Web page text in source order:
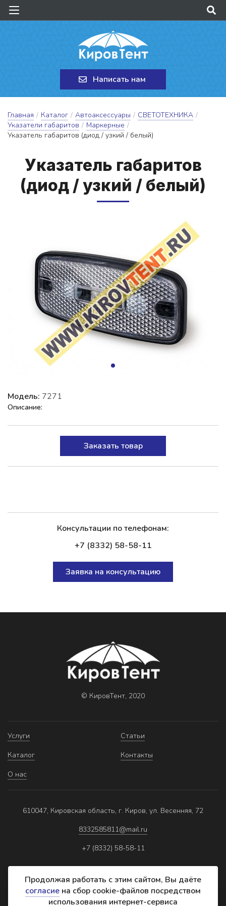
Написать нам
Главная / Каталог / Автоаксессуары / СВЕТОТЕХНИКА /
Указатели габаритов / Маркерные /
Указатель габаритов (диод / узкий / белый)
У­ка­за­тель га­ба­ри­тов
(ди­од / уз­кий / бе­лый)
Модель: 7271
Описание:
Заказать товар
Консультации по телефонам:
+7 (8332) 58-58-11
Заявка на консультацию
© КировТент, 2020
Услуги
Каталог
О нас
Статьи
Контакты
610047, Кировская область, г. Киров, ул. Весенняя, 72
8332585811@mail.ru
+7 (8332) 58-58-11
Политика обработки персональных данных
Продолжая работать с этим сайтом, Вы даёте
согласие на сбор cookie-файлов посредством
использования интернет-сервиса